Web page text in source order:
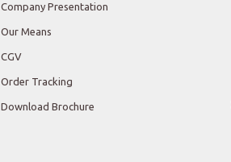
Company Presentation
Our Means
CGV
Order Tracking
Download Brochure